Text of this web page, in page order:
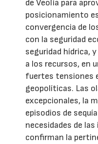
de Veolia para
posicionamiento
convergencia de
con la seguridad
seguridad hídrica,
a los recursos, en
fuertes tensiones
geopolíticas. Las
excepcionales, la
episodios de
necesidades de
confirman la